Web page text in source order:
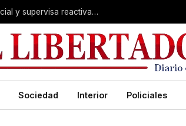
Valdés acelera el blindaje hídrico en el Sur provincial y supervisa reactivación de ruta
Sociedad Interior Policiales